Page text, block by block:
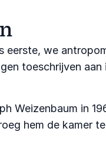
we
toeschrijven
Weizenbaum in
hem de kamer